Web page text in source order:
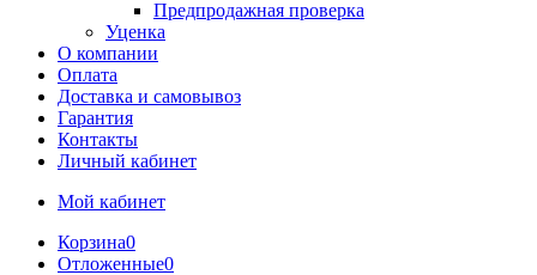
Предпродажная проверка
Уценка
О компании
Оплата
Доставка и самовывоз
Гарантия
Контакты
Личный кабинет
Мой кабинет
Корзина0
Отложенные0